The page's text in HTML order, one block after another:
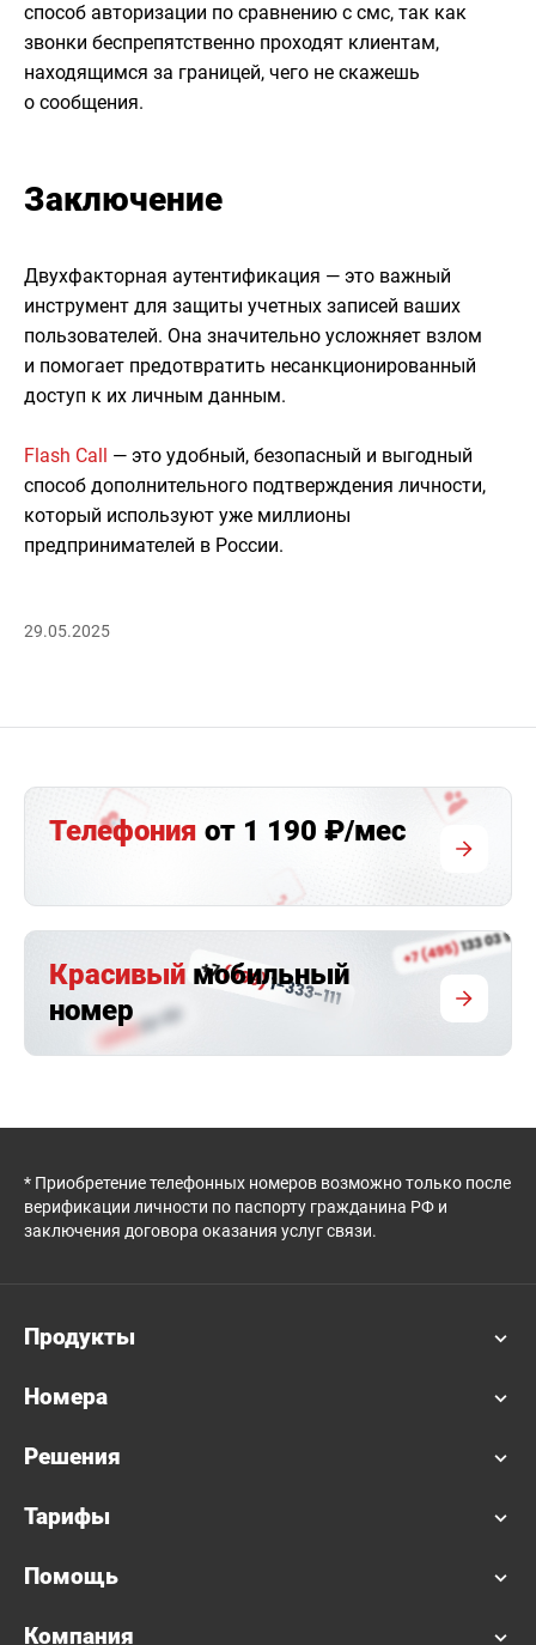
способ авторизации по сравнению с смс, так как
звонки беспрепятственно проходят клиентам,
находящимся за границей, чего не скажешь
о сообщения.
Заключение
Двухфакторная аутентификация — это важный
инструмент для защиты учетных записей ваших
пользователей. Она значительно усложняет взлом
и помогает предотвратить несанкционированный
доступ к их личным данным.
Flash Call
— это удобный, безопасный и выгодный
способ дополнительного подтверждения личности,
который используют уже миллионы
предпринимателей в России.
29.05.2025
Телефония от 1 190 ₽/мес
Красивый мобильный
номер
* Приобретение телефонных номеров возможно только после
верификации личности по паспорту гражданина РФ и
заключения договора оказания услуг связи.
Продукты
Номера
Решения
Тарифы
Помощь
Компания